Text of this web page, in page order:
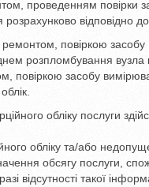
проведенням повірки
відповідно
ремонтом, повіркою
розпломбування вузла
повіркою засобу
обліку послуги
обліку та/або
обсягу послуги,
відсутності такої